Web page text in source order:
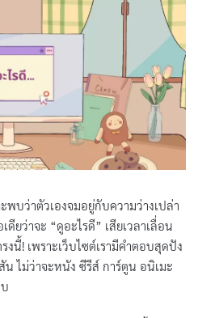
บว่าตัวเองจมอยู่กับความว่างเปล่า
ยว่าจะ “ดูอะไรดี” เสียเวลาเลื่อน
นี้! เพราะเว็บไซต์เรามีคำตอบสุดปัง
ไม่ว่าจะหนัง ซีรีส์ การ์ตูน อนิเมะ